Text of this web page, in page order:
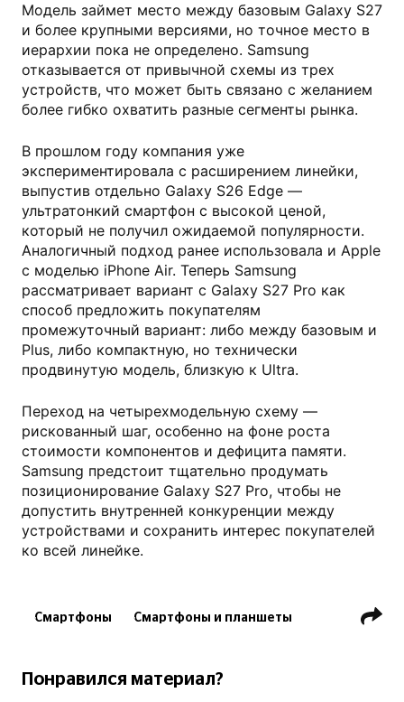
Модель займет место между базовым Galaxy S27
и более крупными версиями, но точное место в
иерархии пока не определено. Samsung
отказывается от привычной схемы из трех
устройств, что может быть связано с желанием
более гибко охватить разные сегменты рынка.
В прошлом году компания уже
экспериментировала с расширением линейки,
выпустив отдельно Galaxy S26 Edge —
ультратонкий смартфон с высокой ценой,
который не получил ожидаемой популярности.
Аналогичный подход ранее использовала и Apple
с моделью iPhone Air. Теперь Samsung
рассматривает вариант с Galaxy S27 Pro как
способ предложить покупателям
промежуточный вариант: либо между базовым и
Plus, либо компактную, но технически
продвинутую модель, близкую к Ultra.
Переход на четырехмодельную схему —
рискованный шаг, особенно на фоне роста
стоимости компонентов и дефицита памяти.
Samsung предстоит тщательно продумать
позиционирование Galaxy S27 Pro, чтобы не
допустить внутренней конкуренции между
устройствами и сохранить интерес покупателей
ко всей линейке.
Смартфоны Смартфоны и планшеты
Понравился материал?